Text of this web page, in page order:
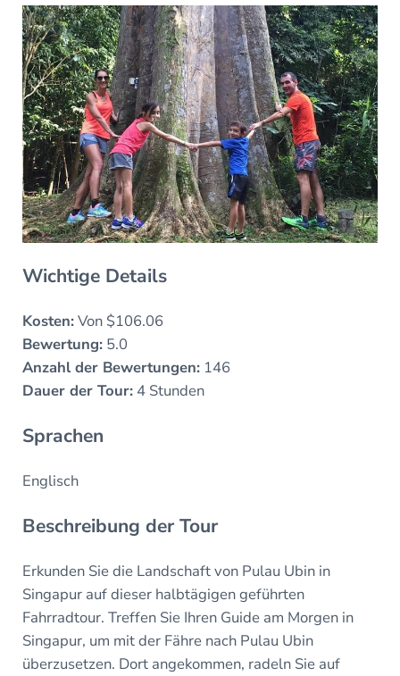
Wichtige Details
Kosten:Von $106.06
Bewertung:5.0
Anzahl der Bewertungen:146
Dauer der Tour:4 Stunden
Sprachen
Englisch
Beschreibung der Tour
Erkunden Sie die Landschaft von Pulau Ubin in
Singapur auf dieser halbtägigen geführten
Fahrradtour. Treffen Sie Ihren Guide am Morgen in
Singapur, um mit der Fähre nach Pulau Ubin
überzusetzen. Dort angekommen, radeln Sie auf